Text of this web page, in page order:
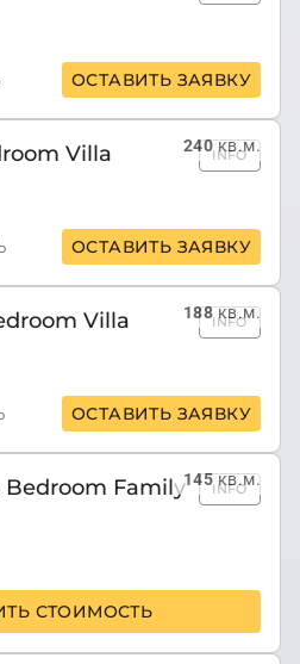
ОСТАВИТЬ ЗАЯВКУ
240кв.м.
Villa INFO
ОСТАВИТЬ ЗАЯВКУ
188кв.м.
Villa INFO
ОСТАВИТЬ ЗАЯВКУ
145кв.м.
Bedroom Family
INFO
СТОИМОСТЬ